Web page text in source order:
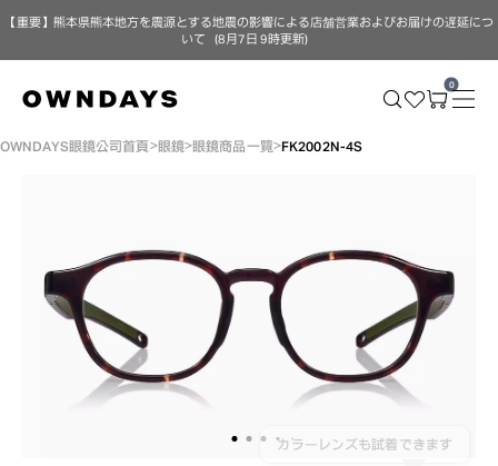
【重要】熊本県熊本地方を震源とする地震の影響による店舗営業およびお届けの遅延につ
いて（8月7日 9時更新）
0
OWNDAYS眼鏡公司首頁 眼鏡 眼鏡商品一覽 FK2002N-4S